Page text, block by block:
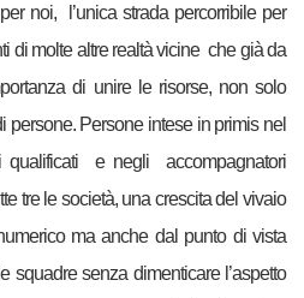
noi, l’unica strada percorribile per
di molte altre realtà vicine che già da
di unire le risorse, non solo
persone. Persone intese in primis nel
qualificati e negli accompagnatori
tre le società, una crescita del vivaio
ma anche dal punto di vista
squadre senza dimenticare l’aspetto